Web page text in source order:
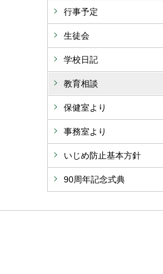
行事予定
生徒会
学校日記
教育相談
保健室より
事務室より
いじめ防止基本方針
90周年記念式典